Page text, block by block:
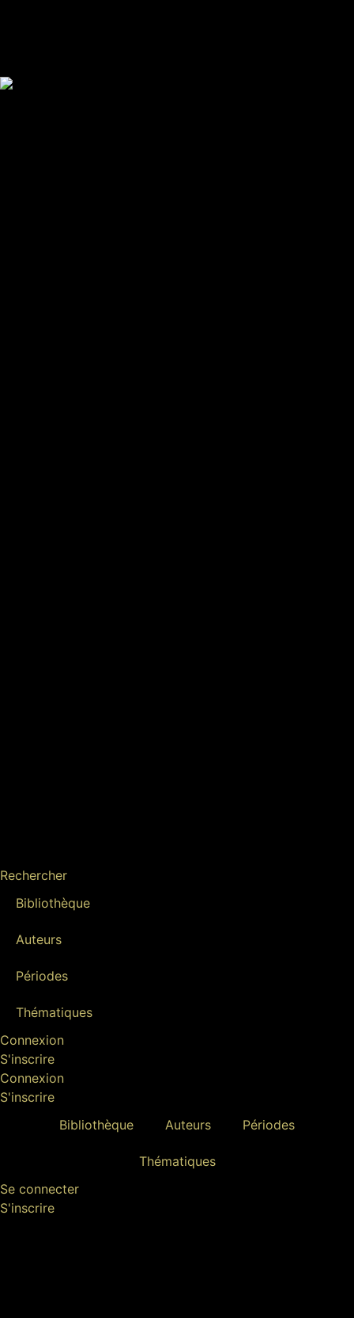
Rechercher
Bibliothèque
Auteurs
Périodes
Thématiques
Connexion
S'inscrire
Connexion
S'inscrire
Bibliothèque
Auteurs Périodes
Thématiques
Se connecter
S'inscrire